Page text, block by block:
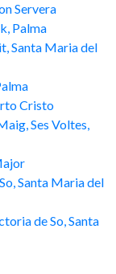
però fent
'n Roll o el
com "Hijos de
de Susana)
"a esa puta
el fascimo
"si me llamas
música feta
l'autopista en
Servera
Palma
Santa Maria del
Cristo
Ses Voltes,
Santa Maria del
de So, Santa